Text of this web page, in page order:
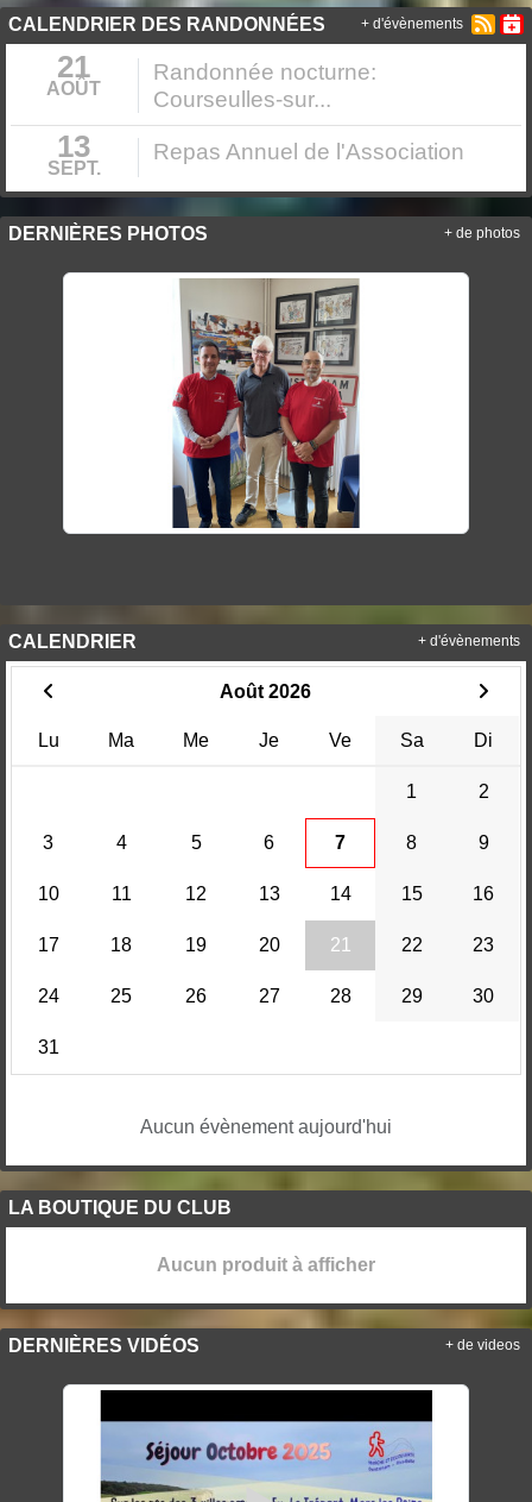
CALENDRIER DES RANDONNÉES
21
AOÛT
Randonnée nocturne:
Courseulles-sur...
13
SEPT.
Repas Annuel de l'Association
+ d'évènements
DERNIÈRES PHOTOS + de photos
CALENDRIER
Août 2026
Lu Ma Me Je Ve Sa Di
1 2
3 4 5 6 7 8 9
10 11 12 13 14 15 16
17 18 19 20 21 22 23
24 25 26 27 28 29 30
31
Aucun évènement aujourd'hui
+ d'évènements
LA BOUTIQUE DU CLUB
Aucun produit à afficher
DERNIÈRES VIDÉOS + de videos